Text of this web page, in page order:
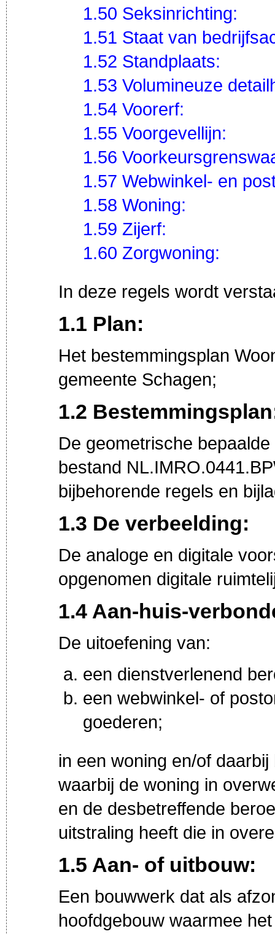
1.50 Seksinrichting:
1.51 Staat van
1.52 Standplaats:
1.53 Volumineuze
1.54 Voorerf:
1.55 Voorgevellijn:
1.56
1.57 Webwinkel- en
1.58 Woning:
1.59 Zijerf:
1.60 Zorgwoning:
In deze regels wordt
1.1 Plan:
Het bestemmingsplan
gemeente Schagen;
1.2
De geometrische
bestand
bijbehorende regels en
1.3 De verbeelding:
De analoge en digitale
opgenomen digitale
1.4 Aan-huis-
De uitoefening van:
een dienstverlenend
een webwinkel- of
goederen;
in een woning en/of
waarbij de woning in
en de desbetreffende
uitstraling heeft die in
1.5 Aan- of uitbouw:
Een bouwwerk dat als
hoofdgebouw waarmee